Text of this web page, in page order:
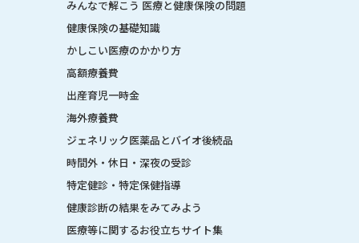
みんなで解こう 医療と健康保険の問題
健康保険の基礎知識
かしこい医療のかかり方
高額療養費
出産育児一時金
海外療養費
ジェネリック医薬品とバイオ後続品
時間外・休日・深夜の受診
特定健診・特定保健指導
健康診断の結果をみてみよう
医療等に関するお役立ちサイト集